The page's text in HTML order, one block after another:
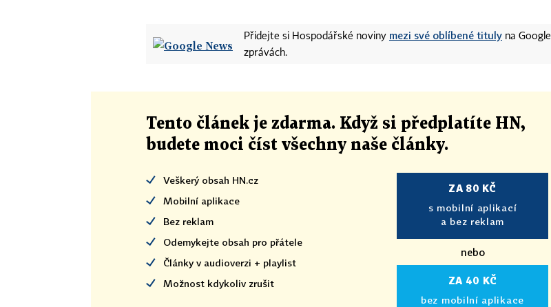
Přidejte si Hospodářské noviny mezi své oblíbené tituly na Google
zprávách.
Tento článek je zdarma. Když si předplatíte HN,
budete moci číst všechny naše články.
Veškerý obsah HN.cz
Mobilní aplikace
Bez reklam
Odemykejte obsah pro přátele
Články v audioverzi + playlist
Možnost kdykoliv zrušit
ZA 80 KČ
s mobilní aplikací
a bez reklam
nebo
ZA 40 KČ
bez mobilní aplikace